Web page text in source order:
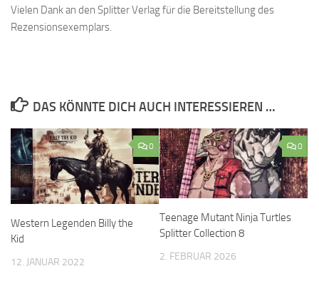
Vielen Dank an den Splitter Verlag für die Bereitstellung des
Rezensionsexemplars.
DAS KÖNNTE DICH AUCH INTERESSIEREN …
0
Western Legenden Billy the
Kid
12. JANUAR 2022
0
Teenage Mutant Ninja Turtles
Splitter Collection 8
2. FEBRUAR 2026